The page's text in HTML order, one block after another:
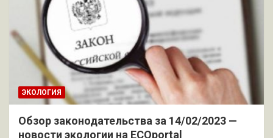
ЭКОЛОГИЯ
Обзор законодательства за 14/02/2023 —
новости экологии на ECOportal